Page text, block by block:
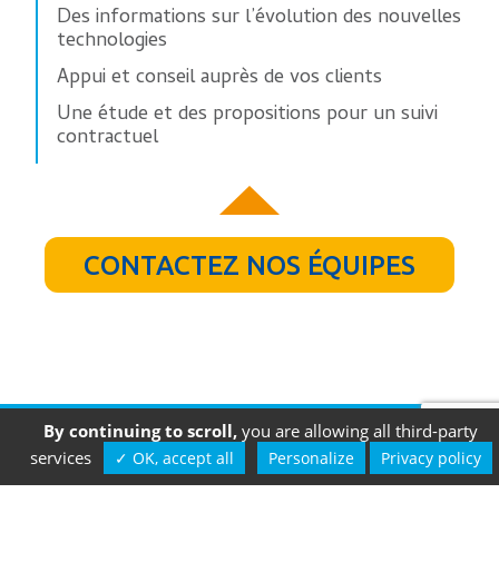
Des informations sur l’évolution des nouvelles
technologies
Appui et conseil auprès de vos clients
Une étude et des propositions pour un suivi
contractuel
CONTACTEZ NOS ÉQUIPES
>Mentions légales
>Politique de
Accueil|Nos
activités|Supports
By continuing to scroll, you are allowing all third-party
services
✓ OK, accept all Personalize Privacy policy